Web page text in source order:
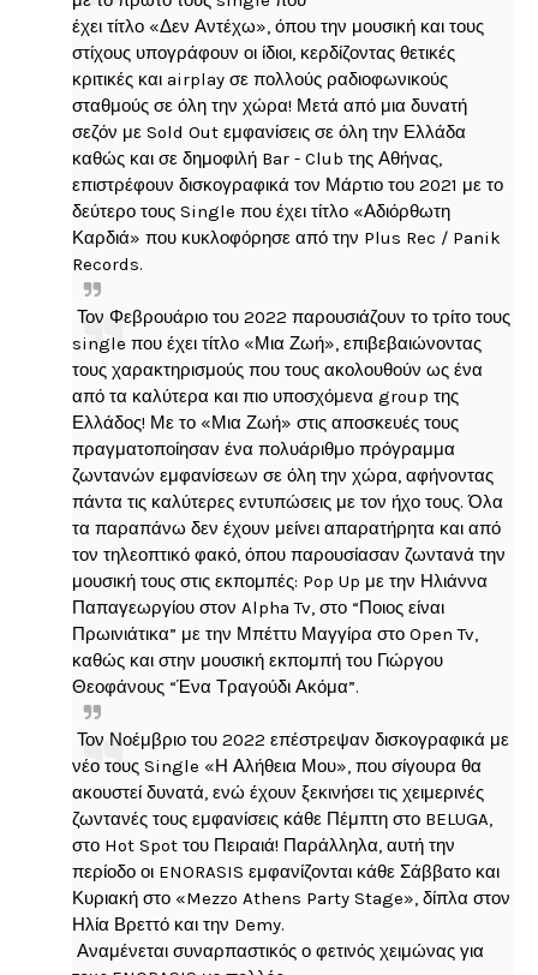
έχει τίτλο «Δεν Αντέχω», όπου την μουσική και τους
στίχους υπογράφουν οι ίδιοι, κερδίζοντας θετικές
κριτικές και airplay σε πολλούς ραδιοφωνικούς
σταθμούς σε όλη την χώρα! Μετά από μια δυνατή
σεζόν με Sold Out εμφανίσεις σε όλη την Ελλάδα
καθώς και σε δημοφιλή Bar - Club της Αθήνας,
επιστρέφουν δισκογραφικά τον Μάρτιο του 2021 με το
δεύτερο τους Single που έχει τίτλο «Αδιόρθωτη
Καρδιά» που κυκλοφόρησε από την Plus Rec / Panik
Records.
Τον Φεβρουάριο του 2022 παρουσιάζουν το τρίτο τους
single που έχει τίτλο «Μια Ζωή», επιβεβαιώνοντας
τους χαρακτηρισμούς που τους ακολουθούν ως ένα
από τα καλύτερα και πιο υποσχόμενα group της
Ελλάδος! Με το «Μια Ζωή» στις αποσκευές τους
πραγματοποίησαν ένα πολυάριθμο πρόγραμμα
ζωντανών εμφανίσεων σε όλη την χώρα, αφήνοντας
πάντα τις καλύτερες εντυπώσεις με τον ήχο τους. Όλα
τα παραπάνω δεν έχουν μείνει απαρατήρητα και από
τον τηλεοπτικό φακό, όπου παρουσίασαν ζωντανά την
μουσική τους στις εκπομπές: Pop Up με την Ηλιάννα
Παπαγεωργίου στον Alpha Tv, στο “Ποιος είναι
Πρωινιάτικα” με την Μπέττυ Μαγγίρα στο Open Tv,
καθώς και στην μουσική εκπομπή του Γιώργου
Θεοφάνους “Ένα Τραγούδι Ακόμα”.
Τον Νοέμβριο του 2022 επέστρεψαν δισκογραφικά με
νέο τους Single «Η Αλήθεια Μου», που σίγουρα θα
ακουστεί δυνατά, ενώ έχουν ξεκινήσει τις χειμερινές
ζωντανές τους εμφανίσεις κάθε Πέμπτη στο BELUGA,
στο Hot Spot του Πειραιά! Παράλληλα, αυτή την
περίοδο οι ENORASIS εμφανίζονται κάθε Σάββατο και
Κυριακή στο «Mezzo Athens Party Stage», δίπλα στον
Ηλία Βρεττό και την Demy.
Αναμένεται συναρπαστικός ο φετινός χειμώνας για